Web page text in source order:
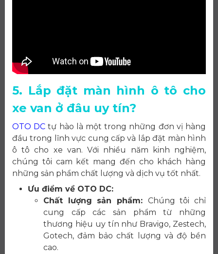
5. Lắp đặt màn hình ô tô cho
xe van ở đâu uy tín?
OTO DC tự hào là một trong những đơn vị hàng
đầu trong lĩnh vực cung cấp và lắp đặt màn hình
ô tô cho xe van. Với nhiều năm kinh nghiệm,
chúng tôi cam kết mang đến cho khách hàng
những sản phẩm chất lượng và dịch vụ tốt nhất.
Ưu điểm về OTO DC:
Chất lượng sản phẩm: Chúng tôi chỉ
cung cấp các sản phẩm từ những
thương hiệu uy tín như Bravigo, Zestech,
Gotech, đảm bảo chất lượng và độ bền
cao.